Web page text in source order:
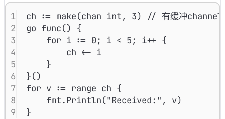
1 ch := make(chan int, 3)
// 有缓冲channel
2
go func() {
3
for i := 0; i < 5; i++ {
4
ch <- i
5
}
6
}()
7
for v := range ch {
8
fmt.Println("Received:" , v)
9
}